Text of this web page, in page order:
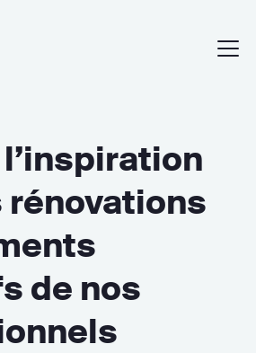
rénovations
de nos